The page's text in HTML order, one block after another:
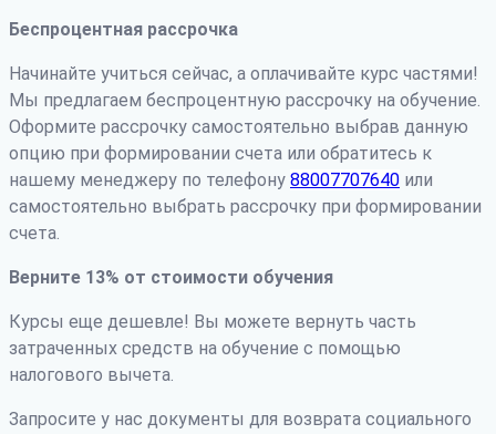
Беспроцентная рассрочка
Начинайте учиться сейчас, а оплачивайте курс частями!
Мы предлагаем беспроцентную рассрочку на обучение.
Оформите рассрочку самостоятельно выбрав данную
опцию при формировании счета или обратитесь к
нашему менеджеру по телефону 88007707640 или
самостоятельно выбрать рассрочку при формировании
счета.
Верните 13% от стоимости обучения
Курсы еще дешевле! Вы можете вернуть часть
затраченных средств на обучение с помощью
налогового вычета.
Запросите у нас документы для возврата социального